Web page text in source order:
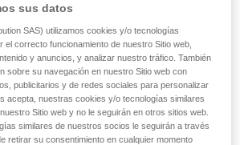
para los cascos
STRATO
transparentes para los cascos
sus datos
SAS) utilizamos cookies y/o tecnologías
el correcto funcionamiento de nuestro Sitio web,
y anuncios, y analizar nuestro tráfico. También
sobre su navegación en nuestro Sitio web con
publicitarios y de redes sociales para personalizar
acepta, nuestras cookies y/o tecnologías similares
Sitio web y no le seguirán en otros sitios web.
similares de nuestros socios le seguirán a través
retirar su consentimiento en cualquier momento